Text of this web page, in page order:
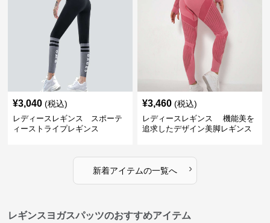
¥3,040 (税込)
レディースレギンス スポーテ
ィーストライプレギンス
¥3,460 (税込)
レディースレギンス 機能美を
追求したデザイン美脚レギンス
新着アイテムの一覧へ ›
レギンスヨガスパッツのおすすめアイテム